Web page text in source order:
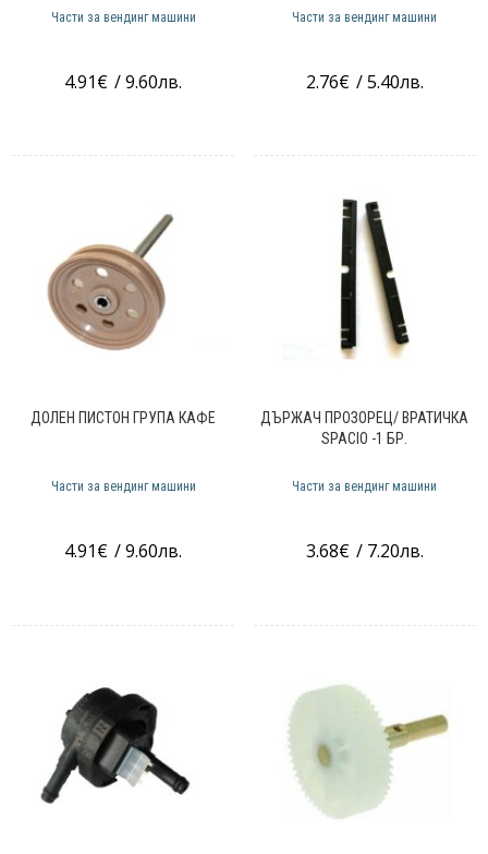
ZENITH – NECTA 098577/
Части за вендинг машини
4.91€ / 9.60лв.
Части за вендинг машини
2.76€ / 5.40лв.
ДОЛЕН ПИСТОН ГРУПА КАФЕ
Части за вендинг машини
4.91€ / 9.60лв.
ДЪРЖАЧ ПРОЗОРЕЦ/ ВРАТИЧКА
SPACIO -1 БР.
Части за вендинг машини
3.68€ / 7.20лв.